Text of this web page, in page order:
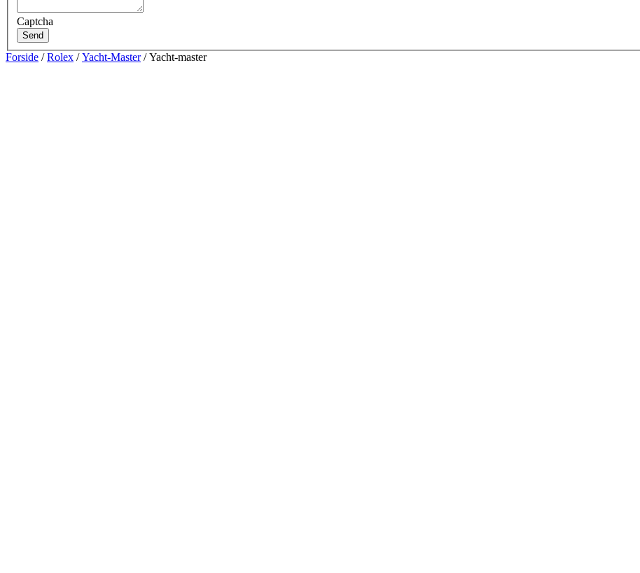
Captcha
Send
Forside /Rolex /Yacht-Master/ Yacht-master